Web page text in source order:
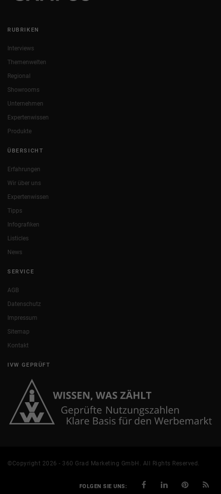
RUBRIKEN
Interviews
Themenwelten
Regional
Showrooms
Unternehmen
Expertenwissen
Produkte
ÜBERSICHT
Erfahrungen
Wir über uns
Expertenwissen
Tipps
Infografiken
Listicles
News
SERVICE
AGB
Datenschutz
Impressum
Sitemap
Kontakt
IVW GEPRÜFT
©Copyright 2026 - 360 Grad Marketing GmbH. All Rights Reserved.
FOLGEN SIE UNS: